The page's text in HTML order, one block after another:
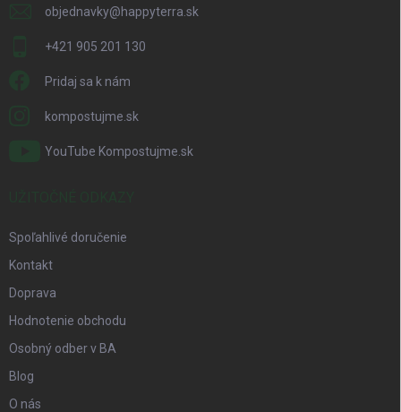
objednavky@happyterra.sk
+421 905 201 130
Pridaj sa k nám
kompostujme.sk
YouTube Kompostujme.sk
Spoľahlivé doručenie
Kontakt
Doprava
Hodnotenie obchodu
Osobný odber v BA
Blog
O nás